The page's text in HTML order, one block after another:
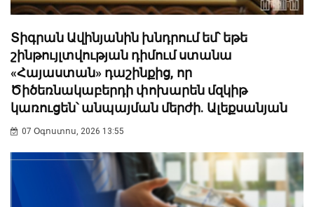
Տիգրան Ավինյանին խնդրում եմ՝ եթե
շինթույլտվության դիմում ստանա
«Հայաստան» դաշինքից, որ
Ծիծեռնակաբերդի փոխարեն մզկիթ
կառուցեն՝ անպայման մերժի. Ալեքսանյան
07 Օգոստոս, 2026 13:55